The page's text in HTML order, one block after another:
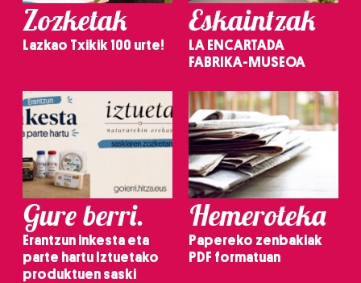
Zozketak
Lazkao Txikik 100 urte!
Eskaintzak
LA ENCARTADA
FABRIKA-MUSEOA
Gure berri.
Erantzun inkesta eta
parte hartu Iztuetako
produktuen saski
Hemeroteka
Papereko zenbakiak
PDF formatuan